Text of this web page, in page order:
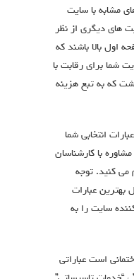
مشابه با سایت
های دیگری از نظر
اول بالا باشند که
شما برای رقابت با
که به تبع هزینه
انتخابی شما
با کارشناسان
می کنید. توجه
بهترین عبارات
سایت را به
است عباراتی